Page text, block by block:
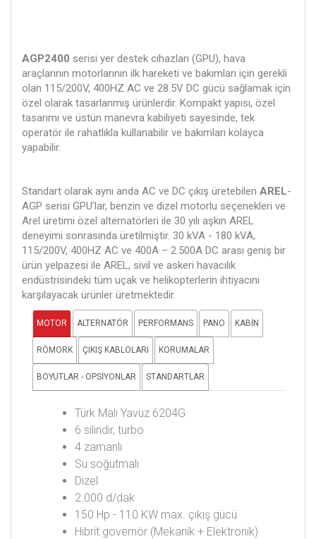
AGP2400 serisi yer destek cihazları (GPU), hava
araçlarının motorlarının ilk hareketi ve bakımları için gerekli
olan 115/200V, 400HZ AC ve 28.5V DC gücü sağlamak için
özel olarak tasarlanmış ürünlerdir. Kompakt yapısı, özel
tasarımı ve üstün manevra kabiliyeti sayesinde, tek
operatör ile rahatlıkla kullanabilir ve bakımları kolayca
yapabilir.
Standart olarak aynı anda AC ve DC çıkış üretebilen AREL-
AGP serisi GPU’lar, benzin ve dizel motorlu seçenekleri ve
Arel üretimi özel alternatörleri ile 30 yılı aşkın AREL
deneyimi sonrasında üretilmiştir. 30 kVA - 180 kVA,
115/200V, 400HZ AC ve 400A – 2.500A DC arası geniş bir
ürün yelpazesi ile AREL, sivil ve askeri havacılık
endüstrisindeki tüm uçak ve helikopterlerin ihtiyacını
karşılayacak ürünler üretmektedir.
MOTOR ALTERNATÖR PERFORMANS PANO KABİN
RÖMORK ÇIKIŞ KABLOLARI KORUMALAR
BOYUTLAR - OPSİYONLAR STANDARTLAR
Türk Malı Yavuz 6204G
6 silindir, turbo
4 zamanlı
Su soğutmalı
Dizel
2.000 d/dak
150 Hp - 110 KW max. çıkış gücü
Hibrit governör (Mekanik + Elektronik)